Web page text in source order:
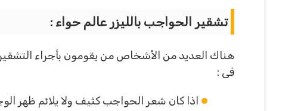
تشقير الحواجب بالليزر عالم حواء :
هناك العديد من الأشخاص من يقومون بأجراء
فى :
اذا كان شعر الحواجب كثيف ولا يلائم ظهر